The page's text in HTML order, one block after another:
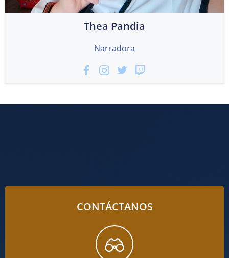
Thea Pandia
Narradora
CONTÁCTANOS